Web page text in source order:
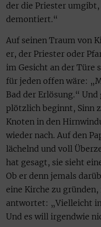
der die Priester
demontiert.“
Auf seinen Traum von
er, der Priester oder
im Gesicht an der Türe
für jeden offen wäre:
Bad der Erlösung.“
plötzlich beginnt, Sinn
Knoten in den
wieder nach. Auf den
lächelnd und voll
hat gesagt, sie sieht
Ob er denn jemals
eine Kirche zu
antwortet: „Vielleicht
Und es will irgendwie